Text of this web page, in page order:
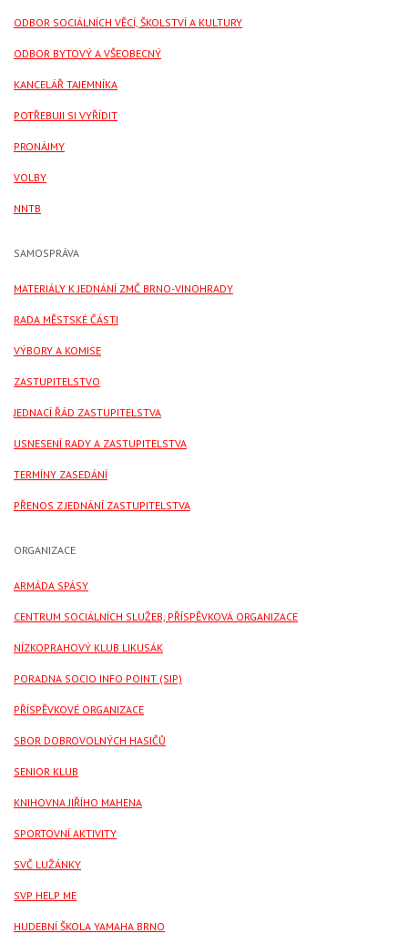
ODBOR SOCIÁLNÍCH VĚCÍ, ŠKOLSTVÍ A KULTURY
ODBOR BYTOVÝ A VŠEOBECNÝ
KANCELÁŘ TAJEMNÍKA
POTŘEBUJI SI VYŘÍDIT
PRONÁJMY
VOLBY
NNTB
SAMOSPRÁVA
MATERIÁLY K JEDNÁNÍ ZMČ BRNO-VINOHRADY
RADA MĚSTSKÉ ČÁSTI
VÝBORY A KOMISE
ZASTUPITELSTVO
JEDNACÍ ŘÁD ZASTUPITELSTVA
USNESENÍ RADY A ZASTUPITELSTVA
TERMÍNY ZASEDÁNÍ
PŘENOS Z JEDNÁNÍ ZASTUPITELSTVA
ORGANIZACE
ARMÁDA SPÁSY
CENTRUM SOCIÁLNÍCH SLUŽEB, PŘÍSPĚVKOVÁ ORGANIZACE
NÍZKOPRAHOVÝ KLUB LIKUSÁK
PORADNA SOCIO INFO POINT (SIP)
PŘÍSPĚVKOVÉ ORGANIZACE
SBOR DOBROVOLNÝCH HASIČŮ
SENIOR KLUB
KNIHOVNA JIŘÍHO MAHENA
SPORTOVNÍ AKTIVITY
SVČ LUŽÁNKY
SVP HELP ME
HUDEBNÍ ŠKOLA YAMAHA BRNO